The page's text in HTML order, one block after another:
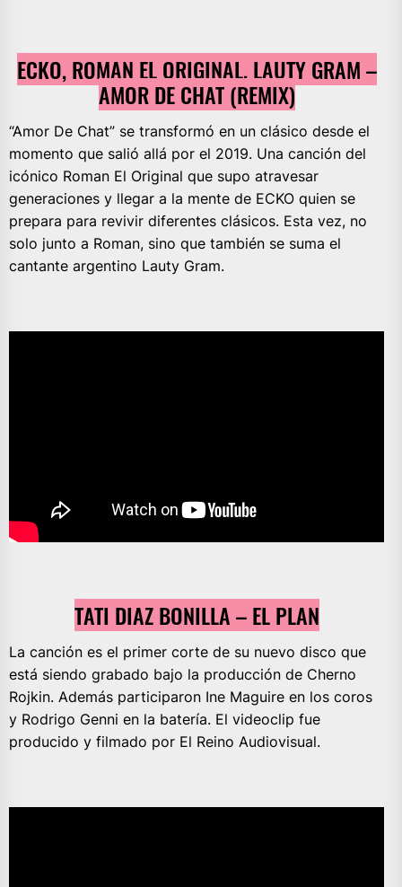
ECKO, ROMAN EL ORIGINAL, LAUTY GRAM –
AMOR DE CHAT (REMIX)
“Amor De Chat” se transformó en un clásico desde el
momento que salió allá por el 2019. Una canción del
icónico Roman El Original que supo atravesar
generaciones y llegar a la mente de ECKO quien se
prepara para revivir diferentes clásicos. Esta vez, no
solo junto a Roman, sino que también se suma el
cantante argentino Lauty Gram.
TATI DIAZ BONILLA – EL PLAN
La canción es el primer corte de su nuevo disco que
está siendo grabado bajo la producción de Cherno
Rojkin. Además participaron Ine Maguire en los coros
y Rodrigo Genni en la batería. El videoclip fue
producido y filmado por El Reino Audiovisual.